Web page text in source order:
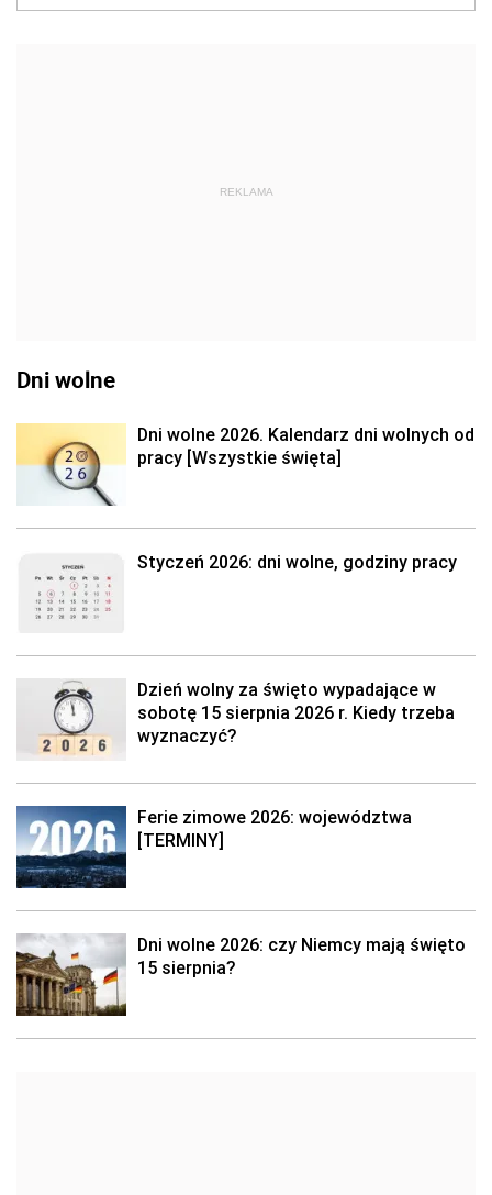
REKLAMA
Dni wolne
Dni wolne 2026. Kalendarz dni wolnych od
pracy [Wszystkie święta]
Styczeń 2026: dni wolne, godziny pracy
Dzień wolny za święto wypadające w
sobotę 15 sierpnia 2026 r. Kiedy trzeba
wyznaczyć?
Ferie zimowe 2026: województwa
[TERMINY]
Dni wolne 2026: czy Niemcy mają święto
15 sierpnia?